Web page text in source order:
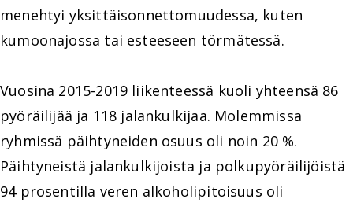
menehtyi yksittäisonnettomuudessa, kuten
kumoonajossa tai esteeseen törmätessä.
Vuosina 2015-2019 liikenteessä kuoli yhteensä 86
pyöräilijää ja 118 jalankulkijaa. Molemmissa
ryhmissä päihtyneiden osuus oli noin 20 %.
Päihtyneistä jalankulkijoista ja polkupyöräilijöistä
94 prosentilla veren alkoholipitoisuus oli